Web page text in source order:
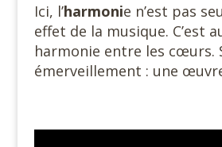
Ici, l’harmonie n’est pas
effet de la musique. C’est
harmonie entre les cœurs.
émerveillement : une